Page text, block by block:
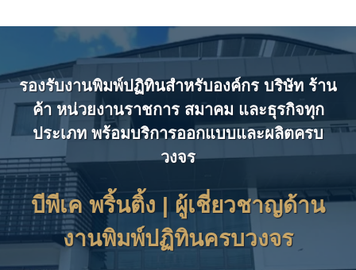
รองรับงานพิมพ์ปฏิทินสำหรับองค์กร บริษัท ร้าน
ค้า หน่วยงานราชการ สมาคม และธุรกิจทุก
ประเภท พร้อมบริการออกแบบและผลิตครบ
วงจร
บีพีเค พริ้นติ้ง | ผู้เชี่ยวชาญด้าน
งานพิมพ์ปฏิทินครบวงจร